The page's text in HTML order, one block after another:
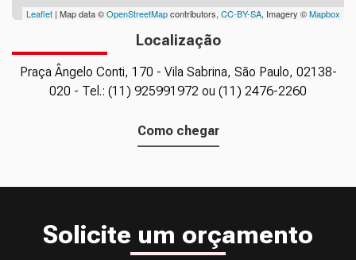
Leaflet | Map data ©OpenStreetMapcontributors, CC-BY-SA, Imagery ©Mapbox
Localização
Praça Ângelo Conti, 170 - Vila Sabrina, São Paulo, 02138-
020 - Tel.: (11) 925991972 ou (11) 2476-2260
Como chegar
Solicite um orçamento